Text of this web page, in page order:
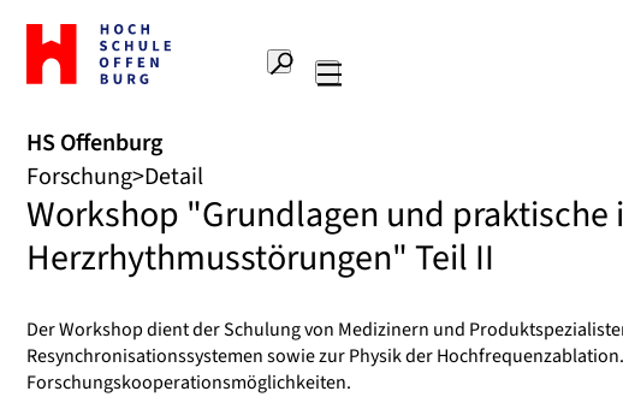
Zur
Startseite
Hochschule
Suche
HS Offenburg
Forschung Detail
Workshop "Grundlagen und
Herzrhythmusstörungen" Teil II
Der Workshop dient der Schulung von Medizinern und
Resynchronisationssystemen sowie zur Physik der
Forschungskooperationsmöglichkeiten.